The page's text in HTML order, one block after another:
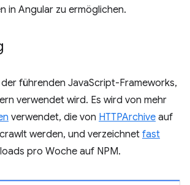
in Angular zu ermöglichen.
führenden JavaScript-Frameworks,
verwendet wird. Es wird von mehr
verwendet, die von HTTPArchive auf
werden, und verzeichnetfast
pro Woche auf NPM.